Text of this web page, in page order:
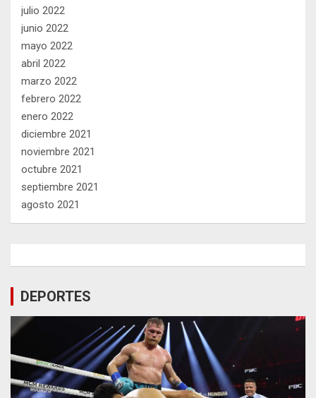
julio 2022
junio 2022
mayo 2022
abril 2022
marzo 2022
febrero 2022
enero 2022
diciembre 2021
noviembre 2021
octubre 2021
septiembre 2021
agosto 2021
DEPORTES